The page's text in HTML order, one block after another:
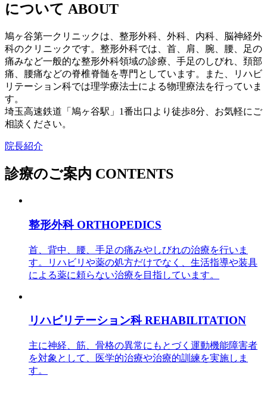
について ABOUT
鳩ヶ谷第一クリニックは、整形外科、外科、内科、脳神経外
科のクリニックです。整形外科では、首、肩、腕、腰、足の
痛みなど一般的な整形外科領域の診療、手足のしびれ、頚部
痛、腰痛などの脊椎脊髄を専門としています。また、リハビ
リテーション科では理学療法士による物理療法を行っていま
す。
埼玉高速鉄道「鳩ヶ谷駅」1番出口より徒歩8分、お気軽にご
相談ください。
院長紹介
診療のご案内 CONTENTS
整形外科 ORTHOPEDICS
首、背中、腰、手足の痛みやしびれの治療を行いま
す。リハビリや薬の処方だけでなく、生活指導や装具
による薬に頼らない治療を目指しています。
リハビリテーション科 REHABILITATION
主に神経、筋、骨格の異常にもとづく運動機能障害者
を対象として、医学的治療や治療的訓練を実施しま
す。